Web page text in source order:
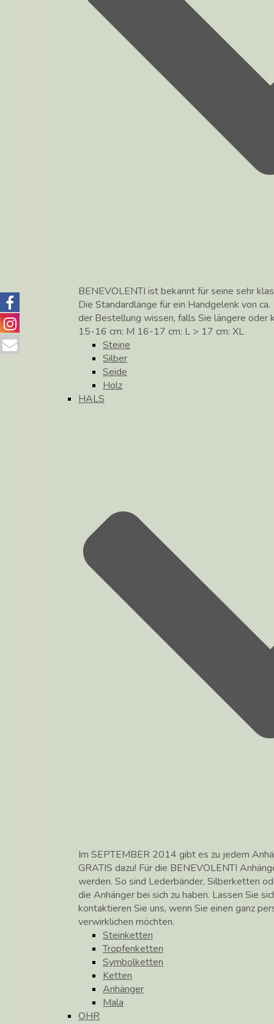
BENEVOLENTI ist bekannt für seine sehr
Die Standardlänge für ein Handgelenk von
der Bestellung wissen, falls Sie längere oder
15-16 cm: M 16-17 cm: L > 17 cm: XL
Steine
Silber
Seide
Holz
HALS
Im SEPTEMBER 2014 gibt es zu jedem
GRATIS dazu! Für die BENEVOLENTI
werden. So sind Lederbänder, Silberketten
die Anhänger bei sich zu haben. Lassen Sie
kontaktieren Sie uns, wenn Sie einen ganz
verwirklichen möchten.
Steinketten
Tropfenketten
Symbolketten
Ketten
Anhänger
Mala
OHR